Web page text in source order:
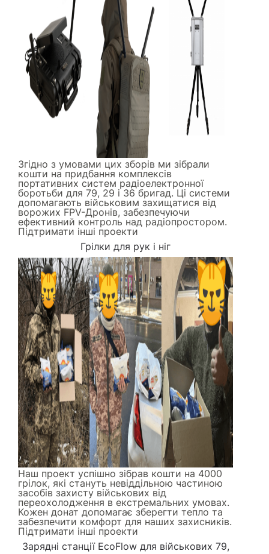
Згідно з умовами цих зборів ми зібрали
кошти на придбання комплексів
портативних систем радіоелектронної
боротьби для 79, 29 і 36 бригад. Ці системи
допомагають військовим захищатися від
ворожих FPV-Дронів, забезпечуючи
ефективний контроль над радіопростором.
Підтримати інші проекти
Грілки для рук і ніг
Наш проект успішно зібрав кошти на 4000
грілок, які стануть невіддільною частиною
засобів захисту військових від
переохолодження в екстремальних умовах.
Кожен донат допомагає зберегти тепло та
забезпечити комфорт для наших захисників.
Підтримати інші проекти
Зарядні станції EcoFlow для військових 79,